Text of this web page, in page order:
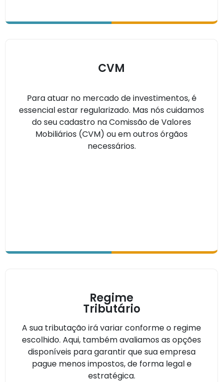
CVM
Para atuar no mercado de investimentos, é
essencial estar regularizado. Mas nós cuidamos
do seu cadastro na Comissão de Valores
Mobiliários (CVM) ou em outros órgãos
necessários.
Regime
Tributário
A sua tributação irá variar conforme o regime
escolhido. Aqui, também avaliamos as opções
disponíveis para garantir que sua empresa
pague menos impostos, de forma legal e
estratégica.